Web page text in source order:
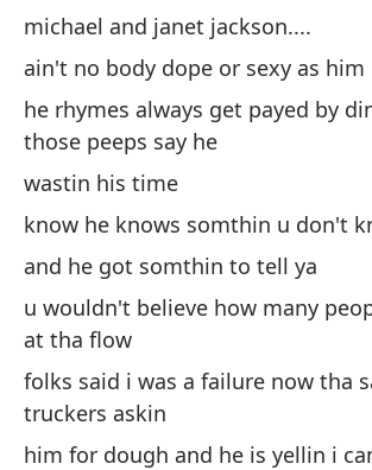
michael and janet jackson....
ain't no body dope or sexy as him
he rhymes always get payed by
those peeps say he
wastin his time
know he knows somthin u don't
and he got somthin to tell ya
u wouldn't believe how many
at tha flow
folks said i was a failure now tha
truckers askin
him for dough and he is yellin i